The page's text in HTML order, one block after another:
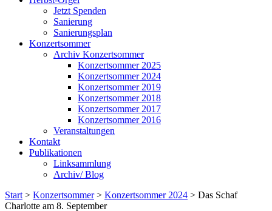
Jetzt Spenden
Sanierung
Sanierungsplan
Konzertsommer
Archiv Konzertsommer
Konzertsommer 2025
Konzertsommer 2024
Konzertsommer 2019
Konzertsommer 2018
Konzertsommer 2017
Konzertsommer 2016
Veranstaltungen
Kontakt
Publikationen
Linksammlung
Archiv/ Blog
Start > Konzertsommer > Konzertsommer 2024 > Das Schaf
Charlotte am 8. September